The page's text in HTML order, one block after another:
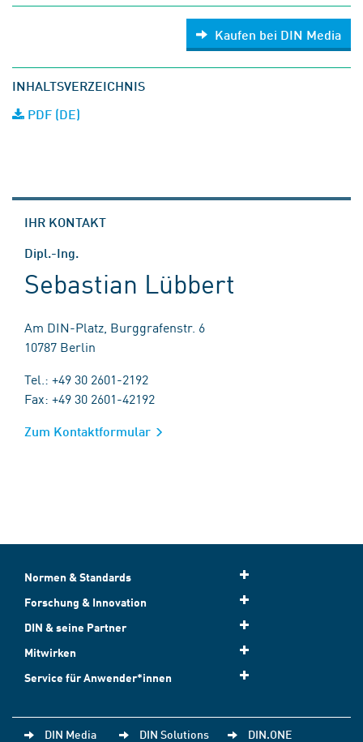
Kaufen bei DIN Media
INHALTSVERZEICHNIS
PDF (DE)
IHR KONTAKT
Dipl.-Ing.
Sebastian Lübbert
Am DIN-Platz, Burggrafenstr. 6
10787 Berlin
Tel.: +49 30 2601-2192
Fax: +49 30 2601-42192
Zum Kontaktformular
Normen & Standards
Forschung & Innovation
DIN & seine Partner
Mitwirken
Service für Anwender*innen
DIN Media DIN Solutions DIN.ONE